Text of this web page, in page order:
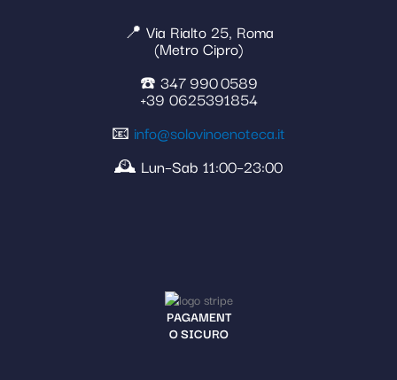
📍 Via Rialto 25, Roma
(Metro Cipro)
☎️ 347 990 0589
+39 0625391854
📧 info@solovinoenoteca.it
🕰️ Lun–Sab 11:00–23:00
PAGAMENT
O SICURO